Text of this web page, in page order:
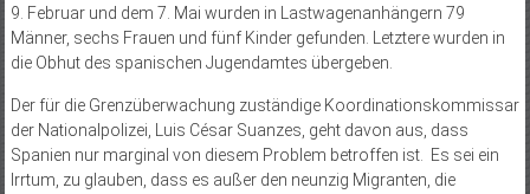
9. Februar und dem 7. Mai wurden in Lastwagenanhängern 79
Männer, sechs Frauen und fünf Kinder gefunden. Letztere wurden in
die Obhut des spanischen Jugendamtes übergeben.
Der für die Grenzüberwachung zuständige Koordinationskommissar
der Nationalpolizei, Luis César Suanzes, geht davon aus, dass
Spanien nur marginal von diesem Problem betroffen ist. Es sei ein
Irrtum, zu glauben, dass es außer den neunzig Migranten, die